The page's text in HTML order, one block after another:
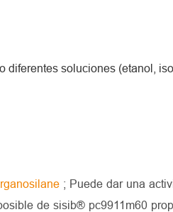
diferentes soluciones (etanol,
; Puede dar una
de sisib® pc9911m60